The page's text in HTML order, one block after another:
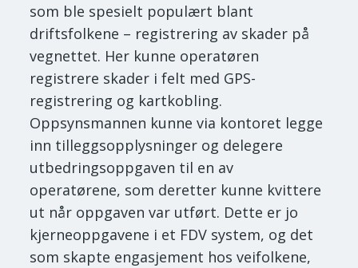
som ble spesielt populært blant
driftsfolkene – registrering av skader på
vegnettet. Her kunne operatøren
registrere skader i felt med GPS-
registrering og kartkobling.
Oppsynsmannen kunne via kontoret legge
inn tilleggsopplysninger og delegere
utbedringsoppgaven til en av
operatørene, som deretter kunne kvittere
ut når oppgaven var utført. Dette er jo
kjerneoppgavene i et FDV system, og det
som skapte engasjement hos veifolkene,